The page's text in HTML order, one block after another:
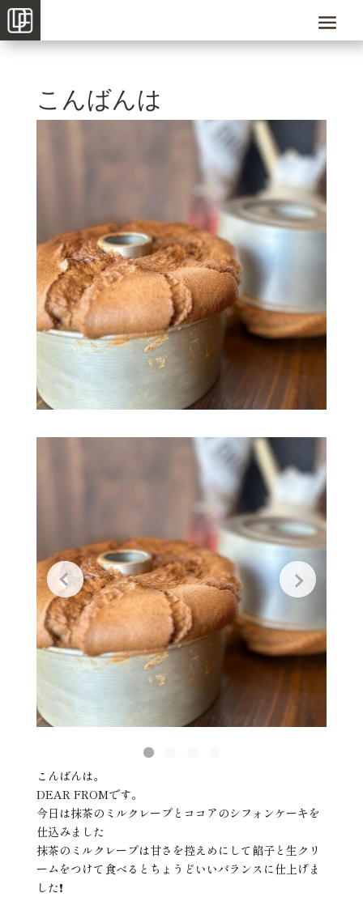
こんばんは
こんばんは。
DEAR FROMです。
今日は抹茶のミルクレープとココアのシフォンケーキを
仕込みました
抹茶のミルクレープは甘さを控えめにして餡子と生クリ
ームをつけて食べるとちょうどいいバランスに仕上げま
した❗️